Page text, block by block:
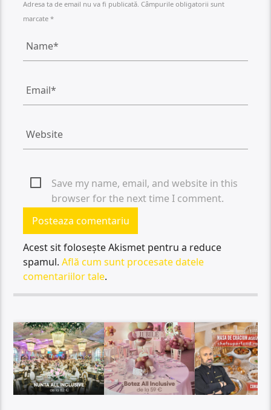
Adresa ta de email nu va fi publicată. Câmpurile obligatorii sunt
marcate *
Save my name, email, and website in this
browser for the next time I comment.
Acest sit folosește Akismet pentru a reduce
spamul.Află cum sunt procesate datele
comentariilor tale.